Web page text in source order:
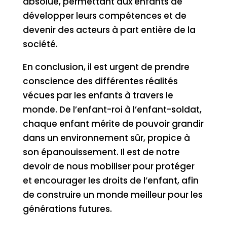
développer leurs compétences et de
devenir des acteurs à part entière de la
société.
En conclusion, il est urgent de prendre
conscience des différentes réalités
vécues par les enfants à travers le
monde. De l’enfant-roi à l’enfant-soldat,
chaque enfant mérite de pouvoir grandir
dans un environnement sûr, propice à
son épanouissement. Il est de notre
devoir de nous mobiliser pour protéger
et encourager les droits de l’enfant, afin
de construire un monde meilleur pour les
générations futures.